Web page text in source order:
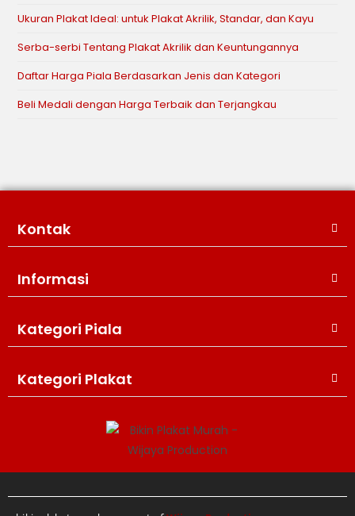
Ukuran Plakat Ideal: untuk Plakat Akrilik, Standar, dan Kayu
Serba-serbi Tentang Plakat Akrilik dan Keuntungannya
Daftar Harga Piala Berdasarkan Jenis dan Kategori
Beli Medali dengan Harga Terbaik dan Terjangkau
Kontak
Informasi
Kategori Piala
Kategori Plakat
Create The Impression